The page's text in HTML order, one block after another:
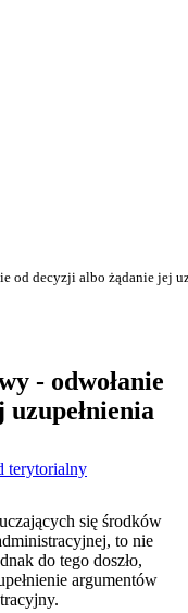
od decyzji albo żądanie jej
- odwołanie
terytorialny
się środków
to nie
do tego doszło,
argumentów